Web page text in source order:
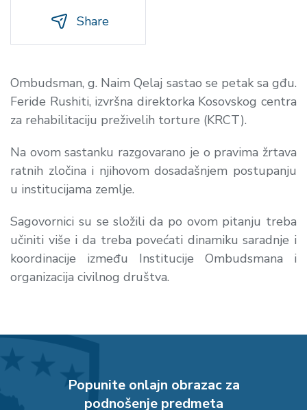
Share
Ombudsman, g. Naim Qelaj sastao se petak sa gđu.
Feride Rushiti, izvršna direktorka Kosovskog centra
za rehabilitaciju preživelih torture (KRCT).
Na ovom sastanku razgovarano je o pravima žrtava
ratnih zločina i njihovom dosadašnjem postupanju
u institucijama zemlje.
Sagovornici su se složili da po ovom pitanju treba
učiniti više i da treba povećati dinamiku saradnje i
koordinacije između Institucije Ombudsmana i
organizacija civilnog društva.
Popunite onlajn obrazac za
podnošenje predmeta